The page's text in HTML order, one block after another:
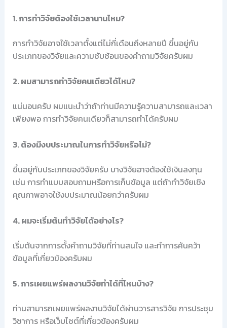
1. การทำวิจัยต้องใช้เวลานานไหม?
การทำวิจัยอาจใช้เวลาตั้งแต่ไม่กี่เดือนถึงหลายปี ขึ้นอยู่กับ
ประเภทของวิจัยและความซับซ้อนของคำถามวิจัยครับผม
2. ผมสามารถทำวิจัยคนเดียวได้ไหม?
แน่นอนครับ ผมแนะนำว่าถ้าท่านมีความรู้ความสามารถและเวลา
เพียงพอ การทำวิจัยคนเดียวก็สามารถทำได้ครับผม
3. ต้องมีงบประมาณในการทำวิจัยหรือไม่?
ขึ้นอยู่กับประเภทของวิจัยครับ บางวิจัยอาจต้องใช้เงินลงทุน
เช่น การทำแบบสอบถามหรือการเก็บข้อมูล แต่ถ้าทำวิจัยเชิง
คุณภาพอาจใช้งบประมาณน้อยกว่าครับผม
4. ผมจะเริ่มต้นทำวิจัยได้อย่างไร?
เริ่มต้นจากการตั้งคำถามวิจัยที่ท่านสนใจ และทำการค้นคว้า
ข้อมูลที่เกี่ยวข้องครับผม
5. การเผยแพร่ผลงานวิจัยทำได้ที่ไหนบ้าง?
ท่านสามารถเผยแพร่ผลงานวิจัยได้ผ่านวารสารวิจัย การประชุม
วิชาการ หรือเว็บไซต์ที่เกี่ยวข้องครับผม